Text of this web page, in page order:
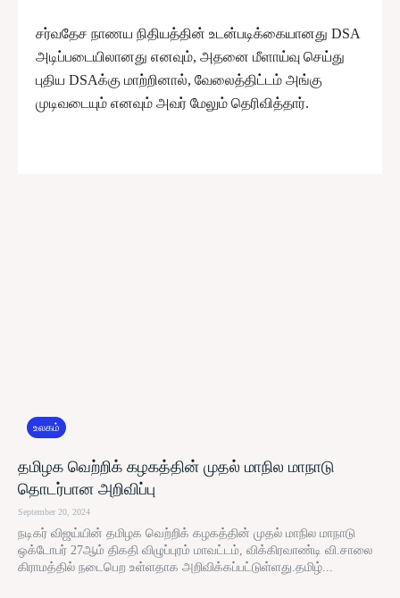
சர்வதேச நாணய நிதியத்தின் உடன்படிக்கையானது DSA
அடிப்படையிலானது எனவும், அதனை மீளாய்வு செய்து
புதிய DSAக்கு மாற்றினால், வேலைத்திட்டம் அங்கு
முடிவடையும் எனவும் அவர் மேலும் தெரிவித்தார்.
உலகம்
தமிழக வெற்றிக் கழகத்தின் முதல் மாநில மாநாடு
தொடர்பான அறிவிப்பு
September 20, 2024
நடிகர் விஜய்யின் தமிழக வெற்றிக் கழகத்தின் முதல் மாநில மாநாடு
ஒக்டோபர் 27ஆம் திகதி விழுப்புரம் மாவட்டம், விக்கிரவாண்டி வி.சாலை
கிராமத்தில் நடைபெற உள்ளதாக அறிவிக்கப்பட்டுள்ளது.தமிழ்...